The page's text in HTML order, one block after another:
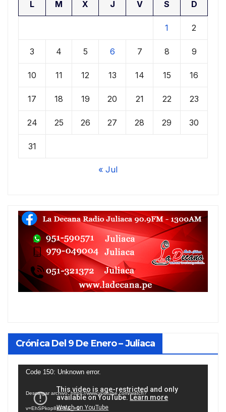
L M X J V S D
1 2
3 4 5 6 7 8 9
10 11 12 13 14 15 16
17 18 19 20 21 22 23
24 25 26 27 28 29 30
31
« Jul
Crónica Del 9 De Enero – Juliaca
Reproductor
vídeo
Code 150: Unknown error.
Descargar archivo: https://www.youtube.com/watch?
v=EhSPkop8KPY&_=1